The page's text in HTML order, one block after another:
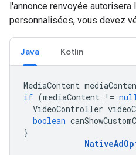
l'annonce renvoyée
personnalisées, vous devez
Java Kotlin
MediaContent
if (mediaContent !=
VideoController
boolean
}